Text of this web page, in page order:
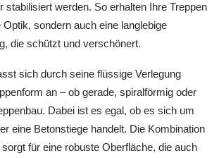
stabilisiert werden. So erhalten Ihre Treppen
Optik, sondern auch eine langlebige
die schützt und verschönert.
sich durch seine flüssige Verlegung
an – ob gerade, spiralförmig oder
Dabei ist es egal, ob es sich um
eine Betonstiege handelt. Die Kombination
für eine robuste Oberfläche, die auch